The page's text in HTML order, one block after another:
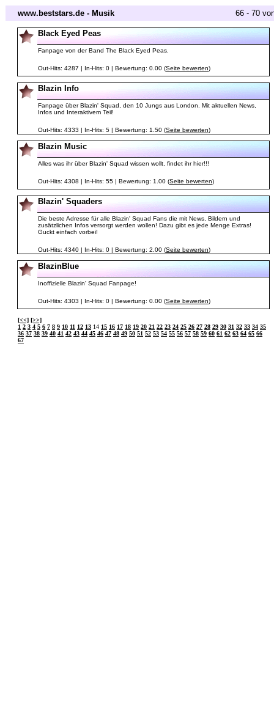
www.beststars.de - Musik 66 - 70
Black Eyed Peas
Fanpage von der Band The Black Eyed Peas.
Out-Hits: 4287 | In-Hits: 0 | Bewertung: 0.00 (Seite bewerten)
Blazin Info
Fanpage über Blazin' Squad, den 10 Jungs aus London. Mit aktuellen News,
Infos und Interaktivem Teil!
Out-Hits: 4333 | In-Hits: 5 | Bewertung: 1.50 (Seite bewerten)
Blazin Music
Alles was ihr über Blazin' Squad wissen wollt, findet ihr hier!!!
Out-Hits: 4308 | In-Hits: 55 | Bewertung: 1.00 (Seite bewerten)
Blazin' Squaders
Die beste Adresse für alle Blazin' Squad Fans die mit News, Bildern und
zusätzlichen Infos versorgt werden wollen! Dazu gibt es jede Menge Extras!
Guckt einfach vorbei!
Out-Hits: 4340 | In-Hits: 0 | Bewertung: 2.00 (Seite bewerten)
BlazinBlue
Inoffizielle Blazin' Squad Fanpage!
Out-Hits: 4303 | In-Hits: 0 | Bewertung: 0.00 (Seite bewerten)
[<<] [>>]
1 2 3 4 5 6 7 8 9 10 11 12 13 14 15 16 17 18 19 20 21 22 23 24 25 26 27 28 29 30 31 32 33 34 35
36 37 38 39 40 41 42 43 44 45 46 47 48 49 50 51 52 53 54 55 56 57 58 59 60 61 62 63 64 65 66
67